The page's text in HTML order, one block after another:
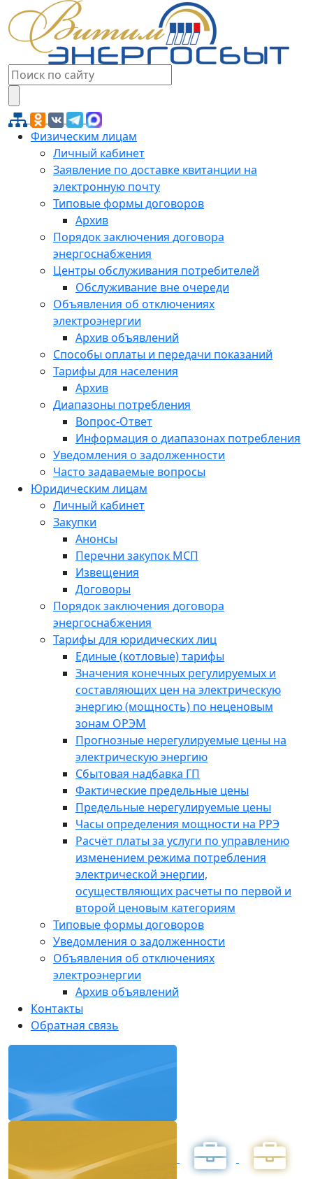
Физическим лицам
Личный кабинет
Заявление по доставке квитанции на
электронную почту
Типовые формы договоров
Архив
Порядок заключения договора
энергоснабжения
Центры обслуживания потребителей
Обслуживание вне очереди
Объявления об отключениях
электроэнергии
Архив объявлений
Способы оплаты и передачи показаний
Тарифы для населения
Архив
Диапазоны потребления
Вопрос-Ответ
Информация о диапазонах потребления
Уведомления о задолженности
Часто задаваемые вопросы
Юридическим лицам
Личный кабинет
Закупки
Анонсы
Перечни закупок МСП
Извещения
Договоры
Порядок заключения договора
энергоснабжения
Тарифы для юридических лиц
Единые (котловые) тарифы
Значения конечных регулируемых и
составляющих цен на электрическую
энергию (мощность) по неценовым
зонам ОРЭМ
Прогнозные нерегулируемые цены на
электрическую энергию
Сбытовая надбавка ГП
Фактические предельные цены
Предельные нерегулируемые цены
Часы определения мощности на РРЭ
Расчёт платы за услуги по управлению
изменением режима потребления
электрической энергии,
осуществляющих расчеты по первой и
второй ценовым категориям
Типовые формы договоров
Уведомления о задолженности
Объявления об отключениях
электроэнергии
Архив объявлений
Контакты
Обратная связь